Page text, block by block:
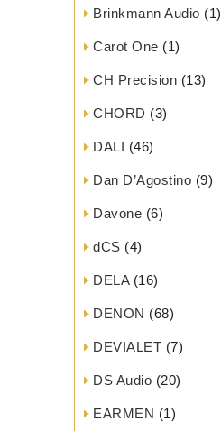
Brinkmann Audio (1)
Carot One (1)
CH Precision (13)
CHORD (3)
DALI (46)
Dan D’Agostino (9)
Davone (6)
dCS (4)
DELA(16)
DENON (68)
DEVIALET (7)
DS Audio (20)
EARMEN (1)